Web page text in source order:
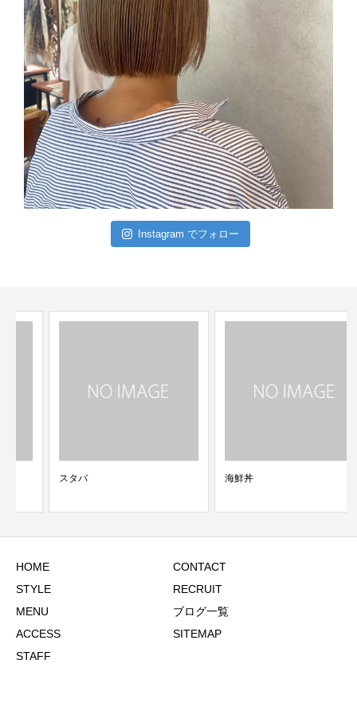
Instagram でフォロー
HOME
STYLE
MENU
ACCESS
STAFF
CONTACT
RECRUIT
ブログ一覧
SITEMAP